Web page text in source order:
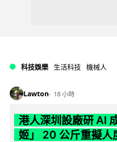
科技娛樂 生活科技 機械人
Lawton 18 小時
港人深圳設廠研 AI
姬」 20 公斤重擬人